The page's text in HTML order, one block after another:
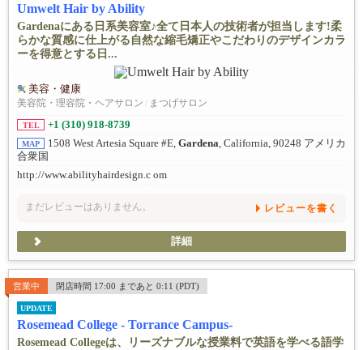
Umwelt Hair by Ability
Gardenaにある日系美容室♪全て日本人の技術者が担当します!柔
らかな質感に仕上がる自然な縮毛矯正やこだわりのデザインカラ
ーを得意とする日...
美容・健康
美容院・理容院・ヘアサロン / まつげサロン
TEL +1 (310) 918-8739
MAP 1508 West Artesia Square #E, Gardena, California, 90248 アメリカ
合衆国
http://www.abilityhairdesign.c om
まだレビューはありません。 レビューを書く
詳細
営業中 閉店時間 17:00 まであと 0:11 (PDT)
UPDATE
Rosemead College - Torrance Campus-
Rosemead Collegeは、リーズナブルな授業料で英語を学べる語学